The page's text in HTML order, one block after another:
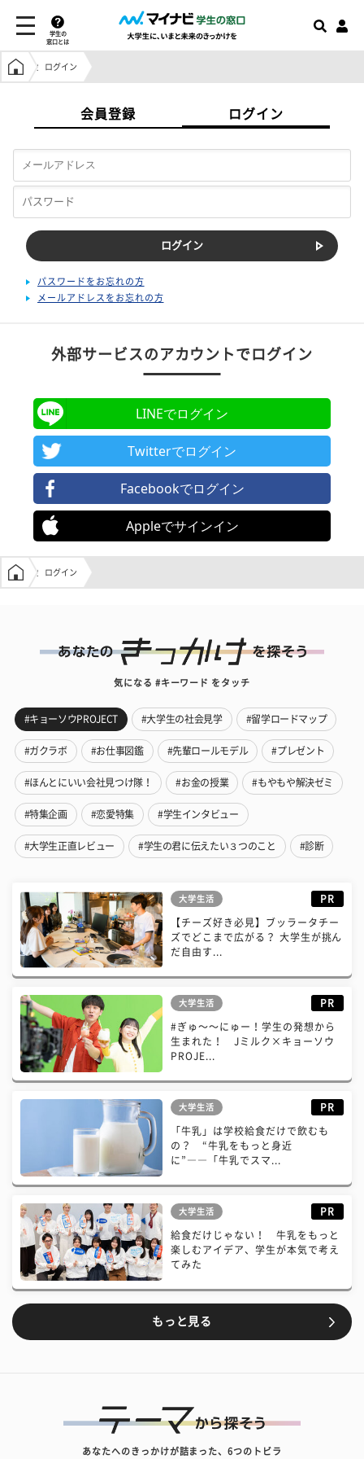
学生の
窓口とは
学生の窓口トップ
ログイン
会員登録 ログイン
パスワードをお忘れの方
メールアドレスをお忘れの方
外部サービスのアカウントでログイン
LINEでログイン
Twitterでログイン
Facebookでログイン
Appleでサインイン
学生の窓口トップ
ログイン
気になる #キーワード をタッチ
#キョーソウPROJECT #大学生の社会見学 #留学ロードマップ
#ガクラボ #お仕事図鑑 #先輩ロールモデル #プレゼント
#ほんとにいい会社見つけ隊！ #お金の授業 #もやもや解決ゼミ
#特集企画 #恋愛特集 #学生インタビュー
#大学生正直レビュー #学生の君に伝えたい３つのこと #診断
大学生活 PR
【チーズ好き必見】ブッラータチー
ズでどこまで広がる？ 大学生が挑ん
だ自由す...
大学生活 PR
#ぎゅ〜〜にゅー！学生の発想から
生まれた！ Jミルク×キョーソウ
PROJE...
大学生活 PR
「牛乳」は学校給食だけで飲むも
の？ “牛乳をもっと身近
に”――「牛乳でスマ...
大学生活 PR
給食だけじゃない！ 牛乳をもっと
楽しむアイデア、学生が本気で考え
てみた
もっと見る
あなたへのきっかけが詰まった、6つのトビラ